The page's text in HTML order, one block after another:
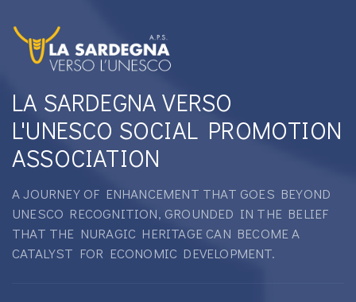
LA SARDEGNA VERSO
L'UNESCO SOCIAL PROMOTION
ASSOCIATION
A JOURNEY OF ENHANCEMENT THAT GOES BEYOND
UNESCO RECOGNITION, GROUNDED IN THE BELIEF
THAT THE NURAGIC HERITAGE CAN BECOME A
CATALYST FOR ECONOMIC DEVELOPMENT.